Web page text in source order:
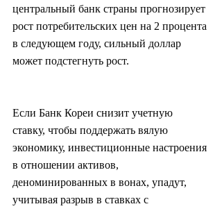
центральный банк страны прогнозирует
рост потребительских цен на 2 процента
в следующем году, сильный доллар
может подстегнуть рост.
Если Банк Кореи снизит учетную
ставку, чтобы поддержать вялую
экономику, инвестиционные настроения
в отношении активов,
деноминированных в вонах, упадут,
учитывая разрыв в ставках с